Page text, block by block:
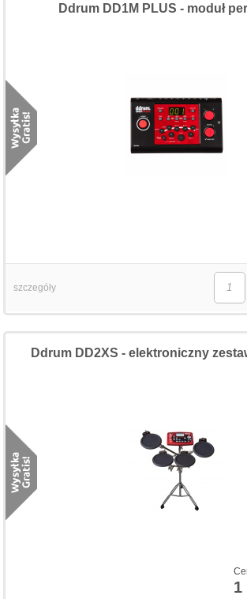
Ddrum DD1M PLUS - moduł
szczegóły
1
Ddrum DD2XS - elektroniczny